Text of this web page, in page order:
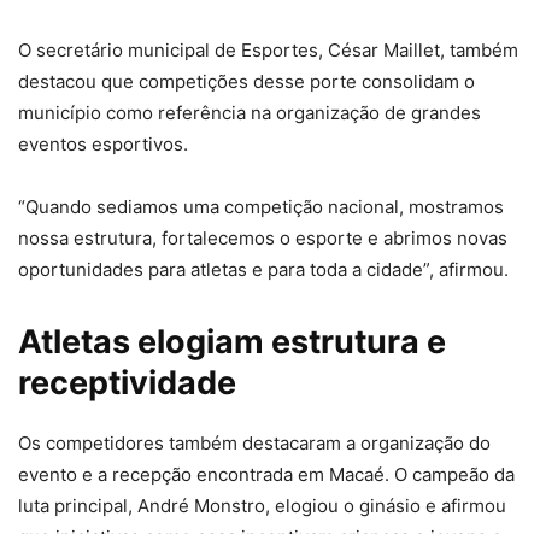
O secretário municipal de Esportes, César Maillet, também
destacou que competições desse porte consolidam o
município como referência na organização de grandes
eventos esportivos.
“Quando sediamos uma competição nacional, mostramos
nossa estrutura, fortalecemos o esporte e abrimos novas
oportunidades para atletas e para toda a cidade”, afirmou.
Atletas elogiam estrutura e
receptividade
Os competidores também destacaram a organização do
evento e a recepção encontrada em Macaé. O campeão da
luta principal, André Monstro, elogiou o ginásio e afirmou